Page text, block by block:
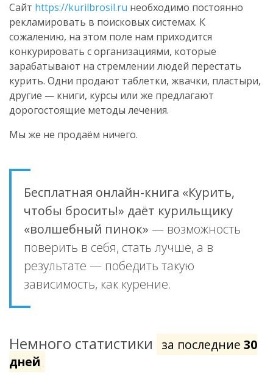
Сайт https://kurilbrosil.ru необходимо постоянно
рекламировать в поисковых системах. К
сожалению, на этом поле нам приходится
конкурировать с организациями, которые
зарабатывают на стремлении людей перестать
курить. Одни продают таблетки, жвачки, пластыри,
другие — книги, курсы или же предлагают
дорогостоящие методы лечения.
Мы же не продаём ничего.
Бесплатная онлайн-книга «Курить,
чтобы бросить!» даёт курильщику
«волшебный пинок» — возможность
поверить в себя, стать лучше, а в
результате — победить такую
зависимость, как курение.
Немного статистики за последние 30
дней